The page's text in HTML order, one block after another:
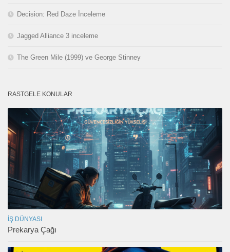
Decision: Red Daze İnceleme
Jagged Alliance 3 inceleme
The Green Mile (1999) ve George Stinney
RASTGELE KONULAR
İŞ DÜNYASI
Prekarya Çağı